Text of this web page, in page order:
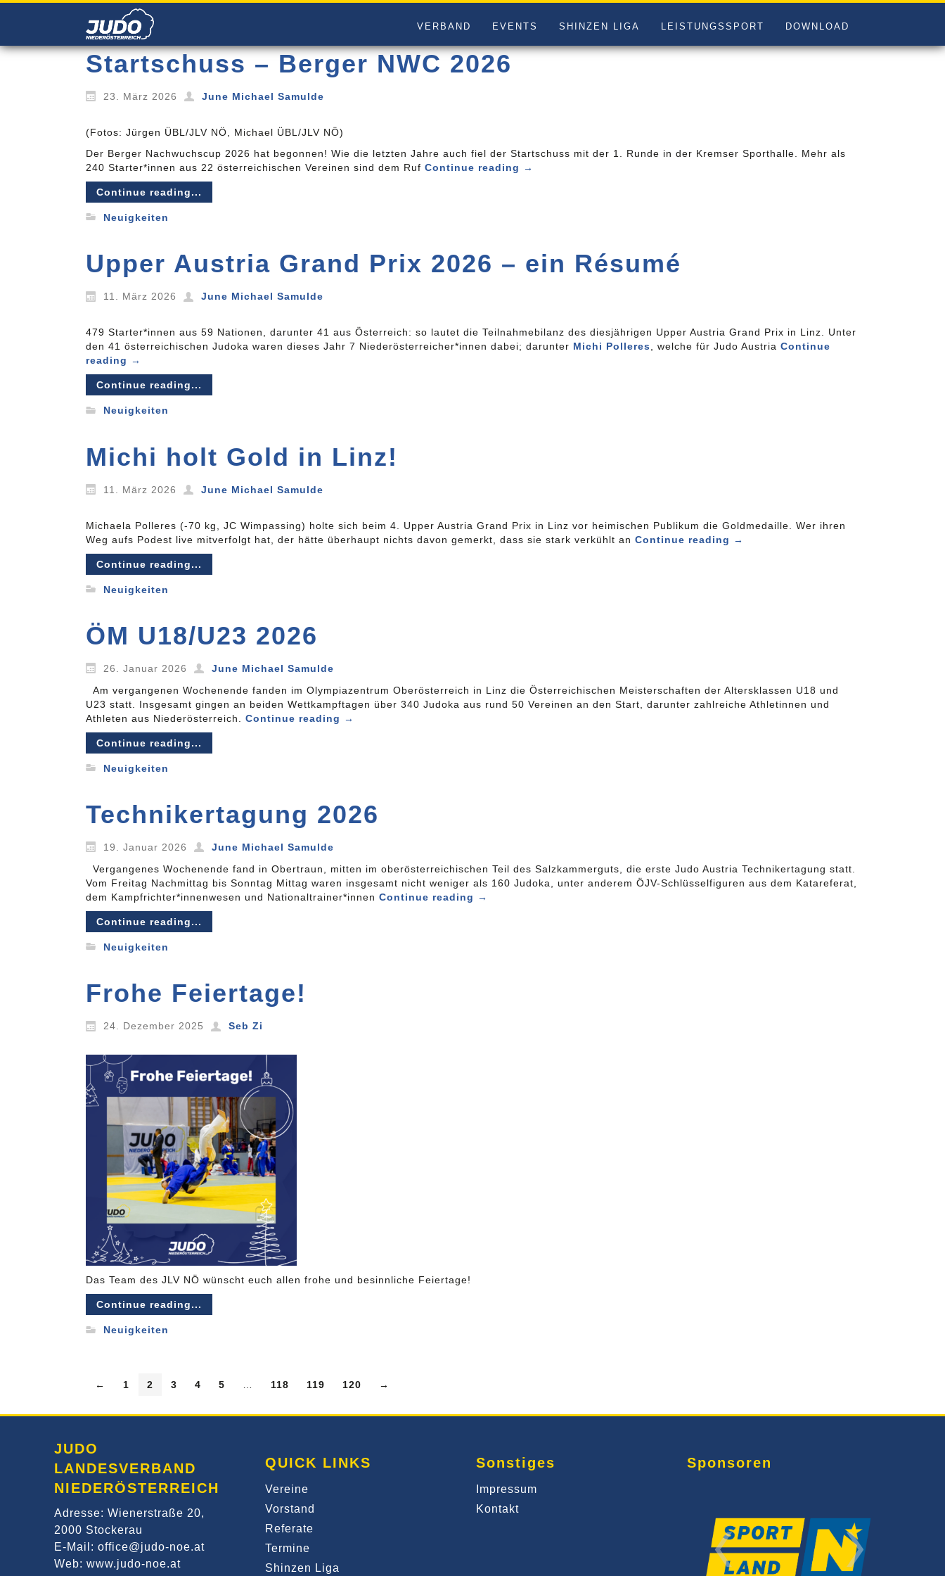
VERBAND EVENTS SHINZEN LIGA LEISTUNGSSPORT DOWNLOAD
Startschuss – Berger NWC 2026
23. März 2026 June Michael Samulde
(Fotos: Jürgen ÜBL/JLV NÖ, Michael ÜBL/JLV NÖ)
Der Berger Nachwuchscup 2026 hat begonnen! Wie die letzten Jahre auch fiel der Startschuss mit der 1. Runde in der Kremser Sporthalle. Mehr als
240 Starter*innen aus 22 österreichischen Vereinen sind dem Ruf Continue reading →
Continue reading...
Neuigkeiten
Upper Austria Grand Prix 2026 – ein Résumé
11. März 2026 June Michael Samulde
479 Starter*innen aus 59 Nationen, darunter 41 aus Österreich: so lautet die Teilnahmebilanz des diesjährigen Upper Austria Grand Prix in Linz. Unter
den 41 österreichischen Judoka waren dieses Jahr 7 Niederösterreicher*innen dabei; darunter Michi Polleres, welche für Judo Austria Continue
reading →
Continue reading...
Neuigkeiten
Michi holt Gold in Linz!
11. März 2026 June Michael Samulde
Michaela Polleres (-70 kg, JC Wimpassing) holte sich beim 4. Upper Austria Grand Prix in Linz vor heimischen Publikum die Goldmedaille. Wer ihren
Weg aufs Podest live mitverfolgt hat, der hätte überhaupt nichts davon gemerkt, dass sie stark verkühlt an Continue reading →
Continue reading...
Neuigkeiten
ÖM U18/U23 2026
26. Januar 2026
June Michael Samulde
Am vergangenen Wochenende fanden im Olympiazentrum Oberösterreich in Linz die Österreichischen Meisterschaften der Altersklassen U18 und
U23 statt. Insgesamt gingen an beiden Wettkampftagen über 340 Judoka aus rund 50 Vereinen an den Start, darunter zahlreiche Athletinnen und
Athleten aus Niederösterreich. Continue reading →
Continue reading...
Neuigkeiten
Technikertagung 2026
19. Januar 2026
June Michael Samulde
Vergangenes Wochenende fand in Obertraun, mitten im oberösterreichischen Teil des Salzkammerguts, die erste Judo Austria Technikertagung statt.
Vom Freitag Nachmittag bis Sonntag Mittag waren insgesamt nicht weniger als 160 Judoka, unter anderem ÖJV-Schlüsselfiguren aus dem Katareferat,
dem Kampfrichter*innenwesen und Nationaltrainer*innen Continue reading →
Continue reading...
Neuigkeiten
Frohe Feiertage!
24. Dezember 2025 Seb Zi
Das Team des JLV NÖ wünscht euch allen frohe und besinnliche Feiertage!
Continue reading...
Neuigkeiten
← 1 2 3 4 5 118 119 120 →
JUDO
LANDESVERBAND
NIEDERÖSTERREICH
Adresse: Wienerstraße 20,
2000 Stockerau
E-Mail: office@judo-noe.at
Web: www.judo-noe.at
QUICK LINKS
Vereine
Vorstand
Referate
Termine
Shinzen Liga
Sonstiges
Impressum
Kontakt
Sponsoren